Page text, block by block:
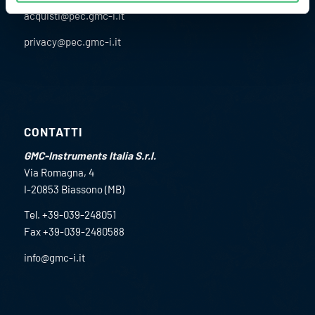
acquisti@pec.gmc-i.it
privacy@pec.gmc-i.it
CONTATTI
GMC-Instruments Italia S.r.l.
Via Romagna, 4
I-20853 Biassono (MB)
Tel. +39-039-248051
Fax +39-039-2480588
info@gmc-i.it